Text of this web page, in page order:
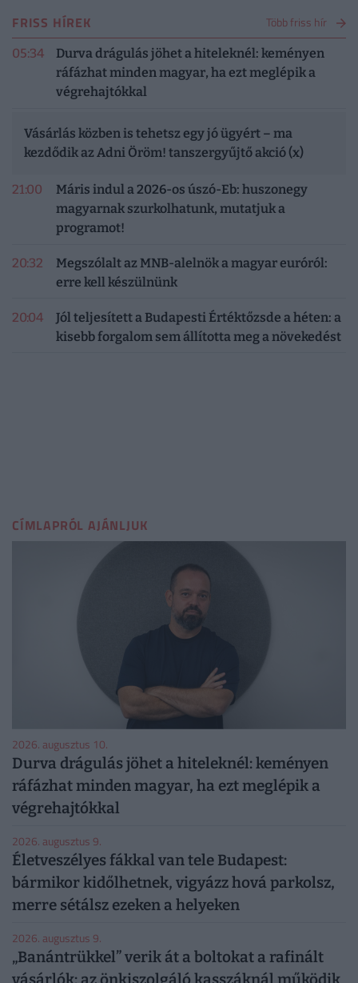
FRISS HÍREK Több friss hír
05:34
Durva drágulás jöhet a hiteleknél: keményen
ráfázhat minden magyar, ha ezt meglépik a
végrehajtókkal
Vásárlás közben is tehetsz egy jó ügyért – ma
kezdődik az Adni Öröm! tanszergyűjtő akció (x)
21:00
Máris indul a 2026-os úszó-Eb: huszonegy
magyarnak szurkolhatunk, mutatjuk a
programot!
20:32
Megszólalt az MNB-alelnök a magyar euróról:
erre kell készülnünk
20:04
Jól teljesített a Budapesti Értéktőzsde a héten: a
kisebb forgalom sem állította meg a növekedést
CÍMLAPRÓL AJÁNLJUK
2026. augusztus 10.
Durva drágulás jöhet a hiteleknél: keményen
ráfázhat minden magyar, ha ezt meglépik a
végrehajtókkal
2026. augusztus 9.
Életveszélyes fákkal van tele Budapest:
bármikor kidőlhetnek, vigyázz hová parkolsz,
merre sétálsz ezeken a helyeken
2026. augusztus 9.
„Banántrükkel” verik át a boltokat a rafinált
vásárlók: az önkiszolgáló kasszáknál működik